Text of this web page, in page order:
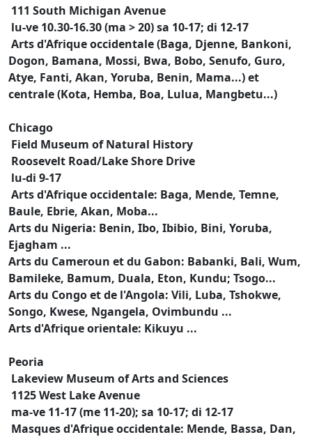
111 South Michigan Avenue
lu-ve 10.30-16.30 (ma > 20) sa 10-17; di 12-17
Arts d'Afrique occidentale (Baga, Djenne, Bankoni,
Dogon, Bamana, Mossi, Bwa, Bobo, Senufo, Guro,
Atye, Fanti, Akan, Yoruba, Benin, Mama...) et
centrale (Kota, Hemba, Boa, Lulua, Mangbetu...)
Chicago
Field Museum of Natural History
Roosevelt Road/Lake Shore Drive
lu-di 9-17
Arts d'Afrique occidentale: Baga, Mende, Temne,
Baule, Ebrie, Akan, Moba...
Arts du Nigeria: Benin, Ibo, Ibibio, Bini, Yoruba,
Ejagham ...
Arts du Cameroun et du Gabon: Babanki, Bali, Wum,
Bamileke, Bamum, Duala, Eton, Kundu; Tsogo...
Arts du Congo et de l'Angola: Vili, Luba, Tshokwe,
Songo, Kwese, Ngangela, Ovimbundu ...
Arts d'Afrique orientale: Kikuyu ...
Peoria
Lakeview Museum of Arts and Sciences
1125 West Lake Avenue
ma-ve 11-17 (me 11-20); sa 10-17; di 12-17
Masques d'Afrique occidentale: Mende, Bassa, Dan,